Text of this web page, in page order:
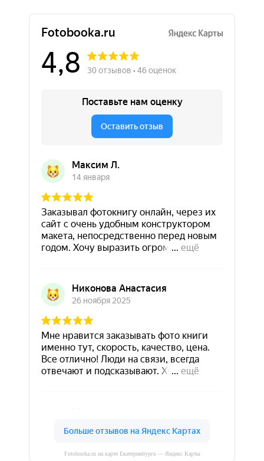
Fotobooka.ru на карте Екатеринбурга — Яндекс Карты